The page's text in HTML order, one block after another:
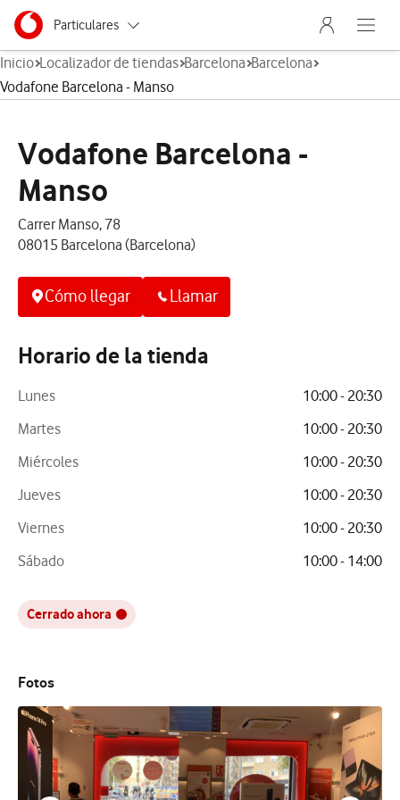
Ir a la pagina principal de vodafone.es
Menu navegación Segmento
Particulares
Autónomos
Grandes empresas
Menu
Abre el
Inicio Localizador de tiendas Barcelona Barcelona
Vodafone Barcelona - Manso
Vodafone Barcelona -
Manso
Carrer Manso, 78
08015 Barcelona (Barcelona)
Cómo llegar Llamar
Horario de la tienda
Lunes
10:00 - 20:30
Martes
10:00 - 20:30
Miércoles
10:00 - 20:30
Jueves
10:00 - 20:30
Viernes
10:00 - 20:30
Sábado
10:00 - 14:00
Cerrado ahora
Fotos